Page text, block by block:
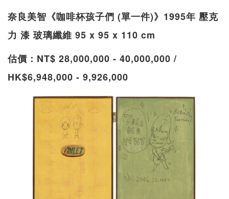
奈良美智《咖啡杯孩子們 (單一件)》1995年 壓克
力 漆 玻璃纖維 95 x 95 x 110 cm
估價：NT$ 28,000,000 - 40,000,000 /
HK$6,948,000 - 9,926,000